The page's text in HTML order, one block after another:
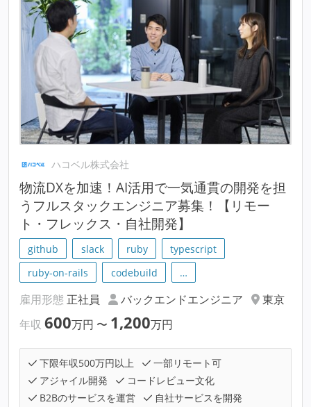
ハコベル株式会社
物流DXを加速！AI活用で一気通貫の開発を担
うフルスタックエンジニア募集！【リモー
ト・フレックス・自社開発】
github slack ruby
typescript
ruby-on-rails
codebuild …
雇用形態 正社員 バックエンドエンジニア
東京
年収 600万円 〜 1,200万円
下限年収500万円以上
一部リモート可
アジャイル開発
コードレビュー文化
B2Bのサービスを運営
自社サービスを開発